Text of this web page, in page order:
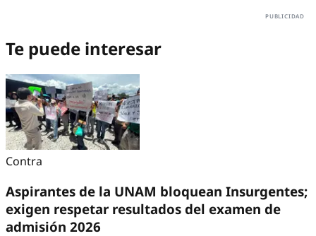
Te puede interesar
Contra
Aspirantes de la UNAM bloquean Insurgentes;
exigen respetar resultados del examen de
admisión 2026